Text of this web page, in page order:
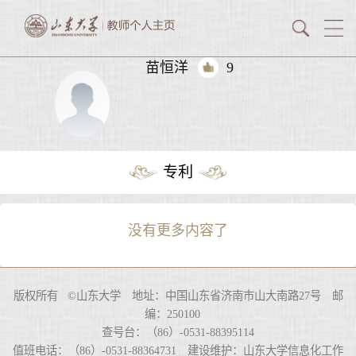
苗恒洋 9
专利
没有更多内容了
版权所有 ©山东大学 地址：中国山东省济南市山大南路27号 邮
编：250100
查号台：（86）-0531-88395114
值班电话：（86）-0531-88364731 建设维护：山东大学信息化工作